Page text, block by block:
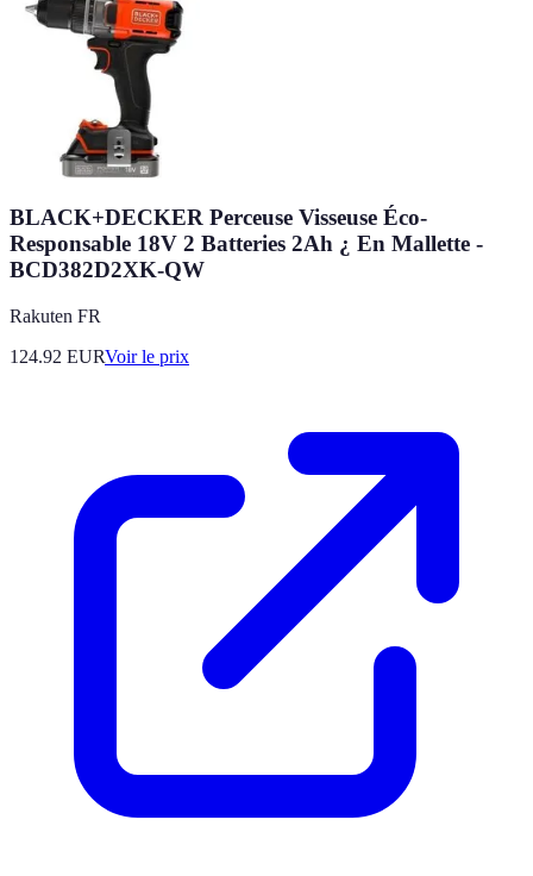
BLACK+DECKER Perceuse Visseuse Éco-
Responsable 18V 2 Batteries 2Ah ¿ En Mallette -
BCD382D2XK-QW
Rakuten FR
124.92 EURVoir le prix